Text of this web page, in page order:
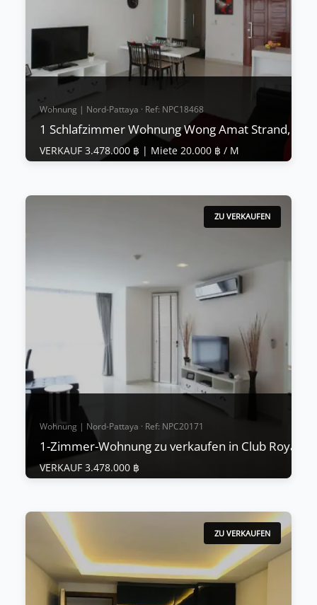
Mehr anzeigen
Wohnung | Nord-Pattaya · Ref: NPC18468
1 Schlafzimmer Wohnung Wong Amat Strand, Na
VERKAUF 3.478.000 ฿ | Miete 20.000 ฿ / M
1 Schlafzimmer Wohnung Wong Amat
Miete 20.000 ฿ / M
Reduzierung von 3.999.000 MB auf 3.478.000 MB
Preisreduzierung für einen SCHNELLEN VERKAUF,
Eigentümerfinanzierung verfügbar, Details auf
Anfrage. Club Royal ist ein Luxuswohnkomplex in
der besten Lage von Pattaya e
Mehr anzeigen
ZU VERKAUFEN
Wohnung | Nord-Pattaya · Ref: NPC20171
1-Zimmer-Wohnung zu verkaufen in Club Royal
VERKAUF 3.478.000 ฿
1-Zimmer-Wohnung zu verkaufen in Club
Royal
VERKAUF 3.478.000 ฿
"Preis reduziert für einen SCHNELLEN VERKAUF,
Eigentümerfinanzierung verfügbar, Details auf
Anfrage." Club Royal Sehr schöne 1-Zimmer-
ZU VERKAUFEN